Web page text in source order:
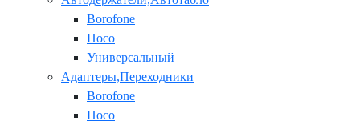
Borofone
Hoco
Универсальный
Адаптеры,Переходники
Borofone
Hoco